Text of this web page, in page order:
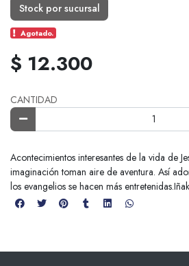
Stock por sucursal
Agotado.
$ 12.300
CANTIDAD
Acontecimientos interesantes de la vida de
imaginación toman aire de aventura. Así
los evangelios se hacen más